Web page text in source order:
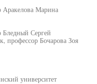
Аракелова Марина
Бледный Сергей
профессор Бочарова Зоя
университет